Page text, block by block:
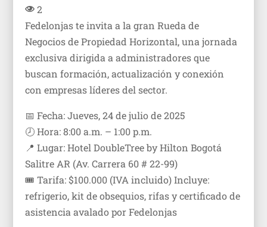
2
Fedelonjas te invita a la gran Rueda de
Negocios de Propiedad Horizontal, una jornada
exclusiva dirigida a administradores que
buscan formación, actualización y conexión
con empresas líderes del sector.
📅 Fecha: Jueves, 24 de julio de 2025
🕗 Hora: 8:00 a.m. – 1:00 p.m.
📍 Lugar: Hotel DoubleTree by Hilton Bogotá
Salitre AR (Av. Carrera 60 # 22-99)
🎟 Tarifa: $100.000 (IVA incluido) Incluye:
refrigerio, kit de obsequios, rifas y certificado de
asistencia avalado por Fedelonjas